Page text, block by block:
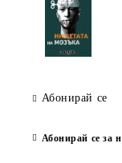
Абонирай се
Абонирай се за